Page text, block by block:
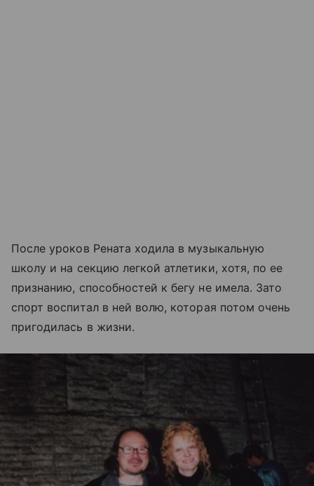
После уроков Рената ходила в музыкальную
школу и на секцию легкой атлетики, хотя, по ее
признанию, способностей к бегу не имела. Зато
спорт воспитал в ней волю, которая потом очень
пригодилась в жизни.